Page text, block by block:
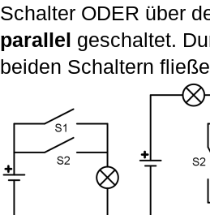
Schalter ODER über
parallel geschaltet.
beiden Schaltern